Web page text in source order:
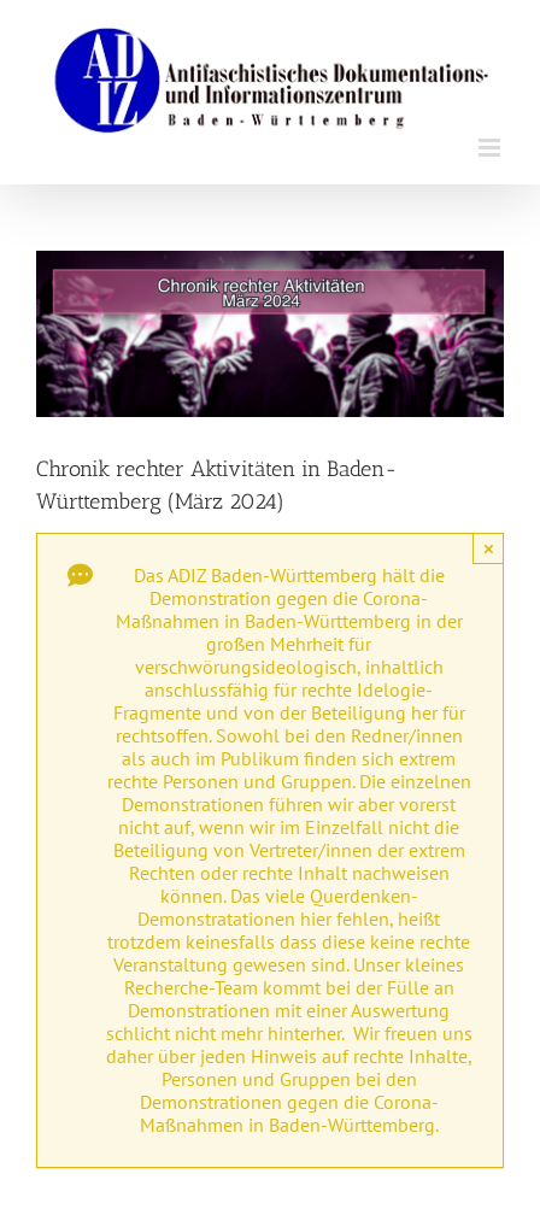
springen
grösseres
Bild
Chronik rechter Aktivitäten in Baden-
Württemberg (März 2024)
Das ADIZ Baden-Württemberg hält die
Demonstration gegen die Corona-
Maßnahmen in Baden-Württemberg in der
großen Mehrheit für
verschwörungsideologisch, inhaltlich
anschlussfähig für rechte Idelogie-
Fragmente und von der Beteiligung her für
rechtsoffen. Sowohl bei den Redner/innen
als auch im Publikum finden sich extrem
rechte Personen und Gruppen. Die einzelnen
Demonstrationen führen wir aber vorerst
nicht auf, wenn wir im Einzelfall nicht die
Beteiligung von Vertreter/innen der extrem
Rechten oder rechte Inhalt nachweisen
können. Das viele Querdenken-
Demonstratationen hier fehlen, heißt
trotzdem keinesfalls dass diese keine rechte
Veranstaltung gewesen sind. Unser kleines
Recherche-Team kommt bei der Fülle an
Demonstrationen mit einer Auswertung
schlicht nicht mehr hinterher. Wir freuen uns
daher über jeden Hinweis auf rechte Inhalte,
Personen und Gruppen bei den
Demonstrationen gegen die Corona-
Maßnahmen in Baden-Württemberg.
×